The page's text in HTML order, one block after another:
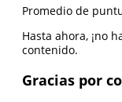
Promedio de
Hasta ahora, ¡no
contenido.
Gracias por